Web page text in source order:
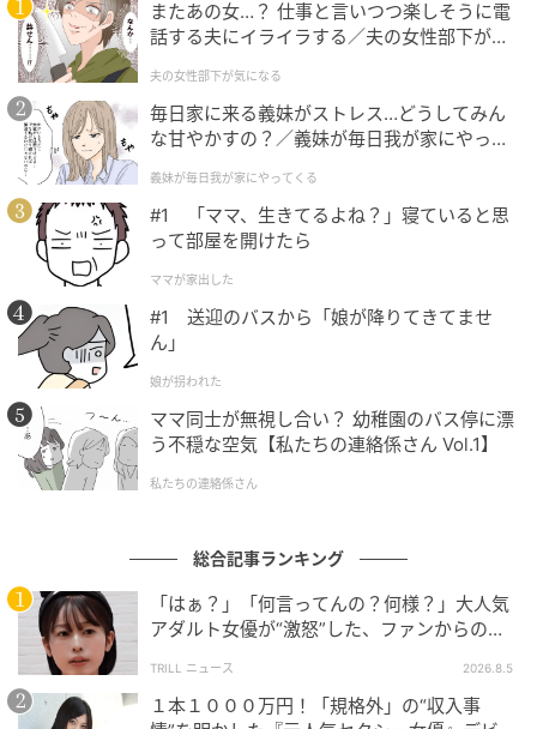
ウーマンエキサイト
■マコトにまたもや壮絶な過去が…!?
またあの女…？ 仕事と言いつつ楽しそうに電
話する夫にイライラする／夫の女性部下が気
夫の女性部下が気になる
毎日家に来る義妹がストレス…どうしてみん
な甘やかすの？／義妹が毎日我が家にやって
が】
義妹が毎日我が家にやってくる
#1 「ママ、生きてるよね？」寝ていると思
って部屋を開けたら
ママが家出した
#1 送迎のバスから「娘が降りてきてませ
ん」
娘が拐われた
ママ同士が無視し合い？ 幼稚園のバス停に漂
う不穏な空気【私たちの連絡係さん Vol.1】
私たちの連絡係さん
総合記事ランキング
「はぁ？」「何言ってんの？何様？」大人気
アダルト女優が“激怒”した、ファンからの
TRILL ニュース 2026.8.5
１本１０００万円！「規格外」の“収入事